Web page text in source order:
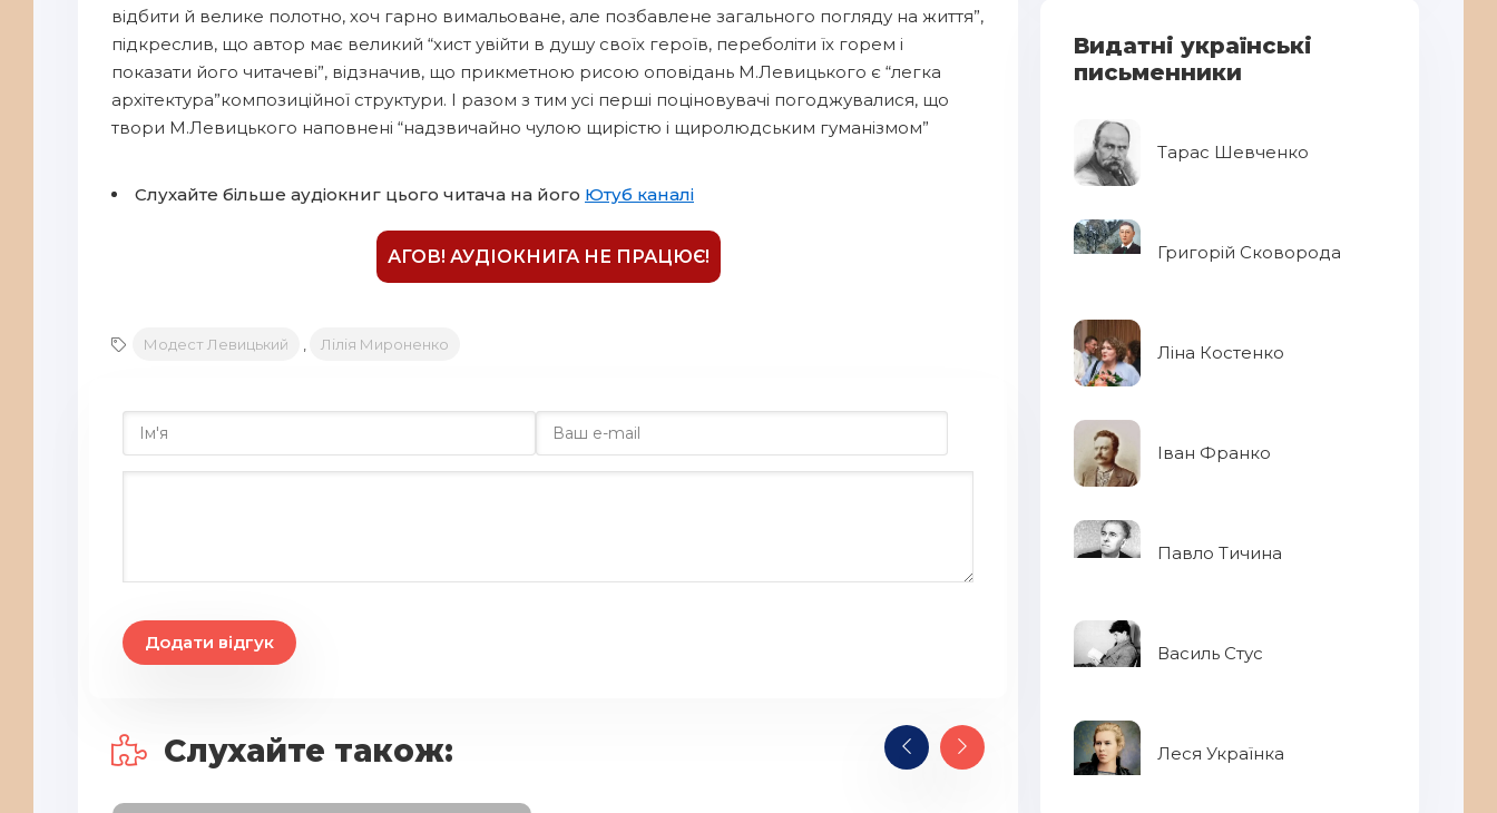
відбити й велике полотно, хоч гарно вимальоване, але позбавлене загального погляду на життя”,
підкреслив, що автор має великий “хист увійти в душу своїх героїв, переболіти їх горем і
показати його читачеві”, відзначив, що прикметною рисою оповідань М.Левицького є “легка
архітектура”композиційної структури. І разом з тим усі перші поціновувачі погоджувалися, що
твори М.Левицького наповнені “надзвичайно чулою щирістю і щиролюдським гуманізмом”
Слухайте більше аудіокниг цього читача на його Ютуб каналі
АГОВ! АУДІОКНИГА НЕ ПРАЦЮЄ!
Модест Левицький Лілія Мироненко
Додати відгук
Слухайте також:
Видатні українські
письменники
Тарас Шевченко
Григорій Сковорода
Ліна Костенко
Іван Франко
Павло Тичина
Василь Стус
Леся Українка